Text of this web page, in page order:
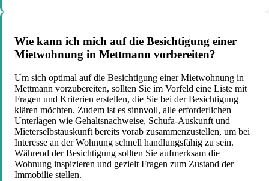
Wie kann ich mich auf die Besichtigung einer
Mietwohnung in Mettmann vorbereiten?
Um sich optimal auf die Besichtigung einer Mietwohnung in
Mettmann vorzubereiten, sollten Sie im Vorfeld eine Liste mit
Fragen und Kriterien erstellen, die Sie bei der Besichtigung
klären möchten. Zudem ist es sinnvoll, alle erforderlichen
Unterlagen wie Gehaltsnachweise, Schufa-Auskunft und
Mieterselbstauskunft bereits vorab zusammenzustellen, um bei
Interesse an der Wohnung schnell handlungsfähig zu sein.
Während der Besichtigung sollten Sie aufmerksam die
Wohnung inspizieren und gezielt Fragen zum Zustand der
Immobilie stellen.